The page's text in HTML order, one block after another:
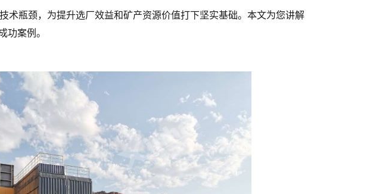
术瓶颈，为提升选厂效益和矿产资源价值打下坚实基础。本文为您讲解
案例。